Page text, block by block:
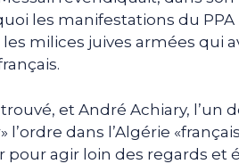
les manifestations du
les milices juives armées qui
et André Achiary, l’un
l’ordre dans l’Algérie
pour agir loin des regards et